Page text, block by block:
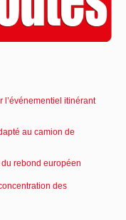
l’événementiel itinérant
au camion de
du rebond européen
des